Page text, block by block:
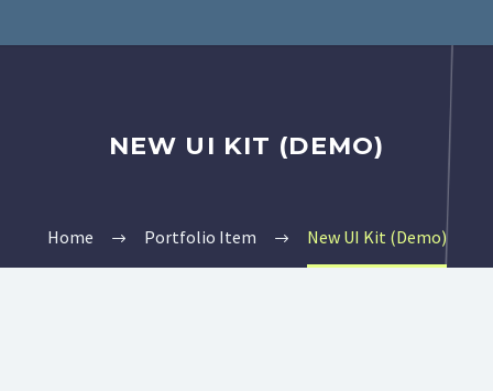
NEW UI KIT (DEMO)
Home Portfolio Item New UI Kit (Demo)